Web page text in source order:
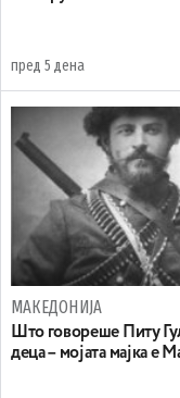
пред 5 дена
МАКЕДОНИЈА
Што говореше Питу
деца – мојата мајка е